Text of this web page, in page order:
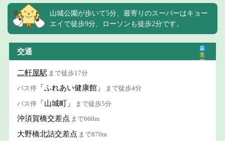
山城公園が歩いて5分、最寄りのスーパーはキョー
エイで徒歩9分、ローソンも徒歩2分です。
交通
二軒屋駅 まで徒歩17分
バス停 「ふれあい健康館」 まで徒歩4分
バス停 「山城町」 まで徒歩5分
沖須賀橋交差点 まで660m
大野橋北詰交差点 まで870m